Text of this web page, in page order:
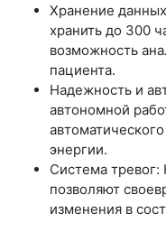
Хранение
хранить до 300
возможность
пациента.
Надежность и
автономной
энергии.
Система тревог:
позволяют
изменения в